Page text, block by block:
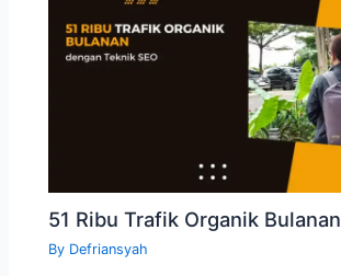
51 Ribu Trafik Organik Bulanan
By Defriansyah